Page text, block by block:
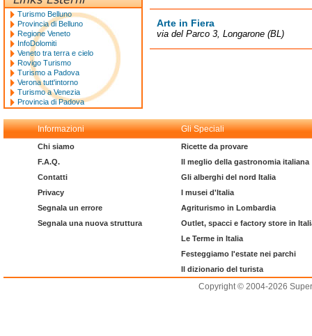
Arte in Fiera
via del Parco 3, Longarone (BL)
Turismo Belluno
Provincia di Belluno
Regione Veneto
InfoDolomiti
Veneto tra terra e cielo
Rovigo Turismo
Turismo a Padova
Verona tutt'intorno
Turismo a Venezia
Provincia di Padova
Informazioni Gli Speciali
Chi siamo
F.A.Q.
Contatti
Privacy
Segnala un errore
Segnala una nuova struttura
Ricette da provare
Il meglio della gastronomia italiana
Gli alberghi del nord Italia
I musei d'Italia
Agriturismo in Lombardia
Outlet, spacci e factory store in
Le Terme in Italia
Festeggiamo l'estate nei parchi
Il dizionario del turista
Copyright © 2004-2026